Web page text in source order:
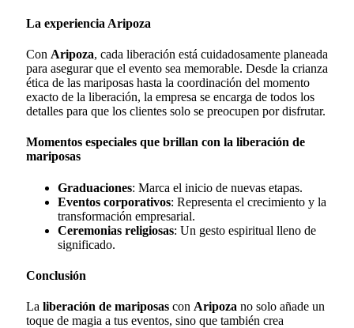
La experiencia Aripoza
Con Aripoza, cada liberación está cuidadosamente planeada
para asegurar que el evento sea memorable. Desde la crianza
ética de las mariposas hasta la coordinación del momento
exacto de la liberación, la empresa se encarga de todos los
detalles para que los clientes solo se preocupen por disfrutar.
Momentos especiales que brillan con la liberación de
mariposas
Graduaciones: Marca el inicio de nuevas etapas.
Eventos corporativos: Representa el crecimiento y la
transformación empresarial.
Ceremonias religiosas: Un gesto espiritual lleno de
significado.
Conclusión
La liberación de mariposas con Aripoza no solo añade un
toque de magia a tus eventos, sino que también crea